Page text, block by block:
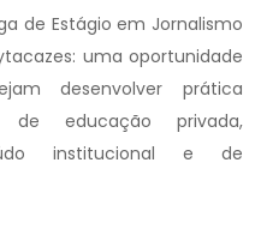
de Estágio em Jornalismo
uma oportunidade
desenvolver prática
de educação privada,
institucional e de